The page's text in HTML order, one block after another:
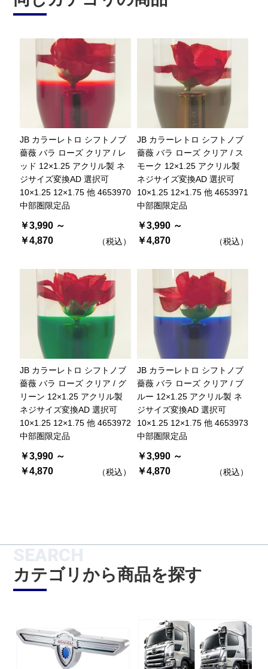
JB カラーレトロ シフトノブ
薔薇 バラ ローズ クリア / レ
ッド 12×1.25 アクリル製 ネ
ジサイズ変換AD 選択可
10×1.25 12×1.75 他 4653970
中部圏限定品
￥3,990 ～
￥4,870
（税込）
JB カラーレトロ シフトノブ
薔薇 バラ ローズ クリア / ス
モーク 12×1.25 アクリル製
ネジサイズ変換AD 選択可
10×1.25 12×1.75 他 4653971
中部圏限定品
￥3,990 ～
￥4,870
（税込）
JB カラーレトロ シフトノブ
薔薇 バラ ローズ クリア / グ
リーン 12×1.25 アクリル製
ネジサイズ変換AD 選択可
10×1.25 12×1.75 他 4653972
中部圏限定品
￥3,990 ～
￥4,870
（税込）
JB カラーレトロ シフトノブ
薔薇 バラ ローズ クリア / ブ
ルー 12×1.25 アクリル製 ネ
ジサイズ変換AD 選択可
10×1.25 12×1.75 他 4653973
中部圏限定品
￥3,990 ～
￥4,870
（税込）
SEARCH
カテゴリから商品を探す